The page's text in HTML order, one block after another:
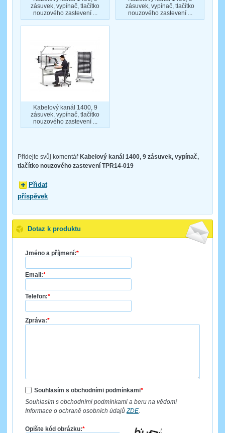
zásuvek, vypínač, tlačítko
nouzového zastevení ...
zásuvek, vypínač, tlačítko
nouzového zastevení ...
Kabelový kanál 1400, 9
zásuvek, vypínač, tlačítko
nouzového zastevení ...
Přidejte svůj komentář Kabelový kanál 1400, 9 zásuvek, vypínač,
tlačítko nouzového zastevení TPR14-019
Přidat
příspěvek
Dotaz k produktu
Jméno a příjmení:*
Email:*
Telefon:*
Zpráva:*
Souhlasím s obchodními podmínkami*
Souhlasím s obchodními podmínkami a beru na vědomí
Informace o ochraně osobních údajůZDE.
Opište kód obrázku:*